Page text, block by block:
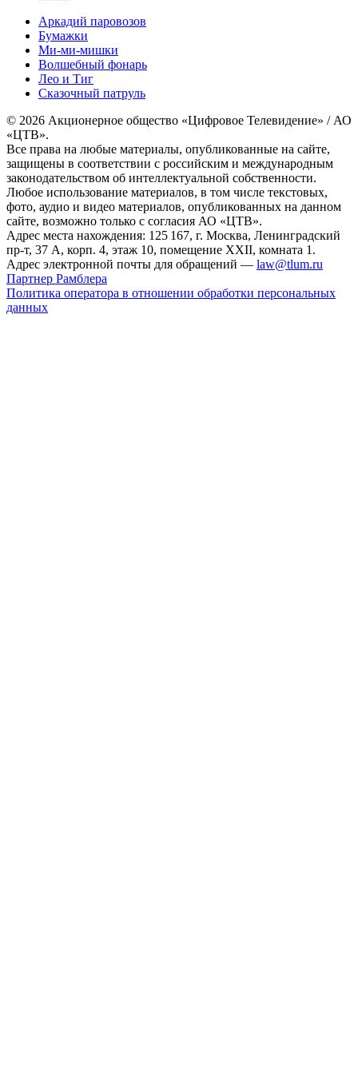
Аркадий паровозов
Бумажки
Ми-ми-мишки
Волшебный фонарь
Лео и Тиг
Сказочный патруль
© 2026 Акционерное общество «Цифровое Телевидение» / АО
«ЦТВ».
Все права на любые материалы, опубликованные на сайте,
защищены в соответствии с российским и международным
законодательством об интеллектуальной собственности.
Любое использование материалов, в том числе текстовых,
фото, аудио и видео материалов, опубликованных на данном
сайте, возможно только с согласия АО «ЦТВ».
Адрес места нахождения: 125 167, г. Москва, Ленинградский
пр-т, 37 А, корп. 4, этаж 10, помещение XXII, комната 1.
Адрес электронной почты для обращений — law@tlum.ru
Партнер Рамблера
Политика оператора в отношении обработки персональных
данных